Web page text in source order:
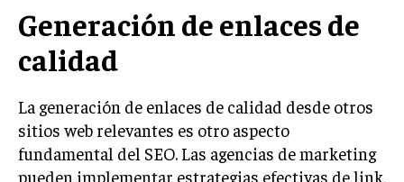
MARKETING B2B
MARKETING B2C
FRANQUICIAS
MARKETING DE INFLUENCERS
Generación de enlaces de
calidad
La generación de enlaces de calidad desde otros
sitios web relevantes es otro aspecto
fundamental del SEO. Las agencias de marketing
pueden implementar estrategias efectivas de link